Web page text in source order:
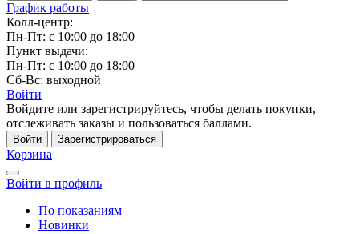
График работы
Колл-центр:
Пн-Пт: с 10:00 до 18:00
Пункт выдачи:
Пн-Пт: с 10:00 до 18:00
Сб-Вс: выходной
Войти
Войдите или зарегистрируйтесь, чтобы делать покупки,
отслеживать заказы и пользоваться баллами.
Войти Зарегистрироваться
Корзина
Войти в профиль
По показаниям
Новинки